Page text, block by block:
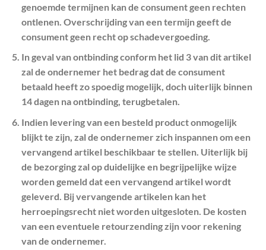
genoemde termijnen kan de consument geen rechten
ontlenen. Overschrijding van een termijn geeft de
consument geen recht op schadevergoeding.
In geval van ontbinding conform het lid 3 van dit artikel
zal de ondernemer het bedrag dat de consument
betaald heeft zo spoedig mogelijk, doch uiterlijk binnen
14 dagen na ontbinding, terugbetalen.
Indien levering van een besteld product onmogelijk
blijkt te zijn, zal de ondernemer zich inspannen om een
vervangend artikel beschikbaar te stellen. Uiterlijk bij
de bezorging zal op duidelijke en begrijpelijke wijze
worden gemeld dat een vervangend artikel wordt
geleverd. Bij vervangende artikelen kan het
herroepingsrecht niet worden uitgesloten. De kosten
van een eventuele retourzending zijn voor rekening
van de ondernemer.